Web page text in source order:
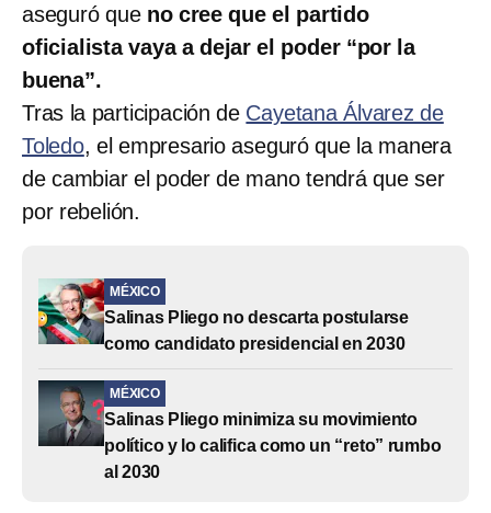
aseguró que no cree que el partido
oficialista vaya a dejar el poder “por la
buena”.
Tras la participación de Cayetana Álvarez de
Toledo, el empresario aseguró que la manera
de cambiar el poder de mano tendrá que ser
por rebelión.
MÉXICO
Salinas Pliego no descarta postularse
como candidato presidencial en 2030
MÉXICO
Salinas Pliego minimiza su movimiento
político y lo califica como un “reto” rumbo
al 2030